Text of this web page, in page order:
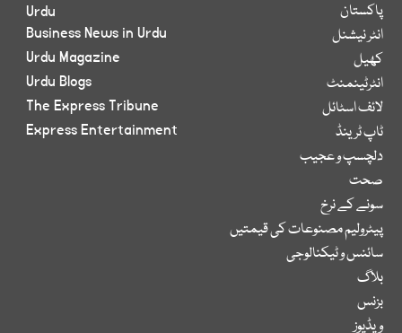
پاکستان
انٹر نیشنل
کھیل
انٹرٹینمنٹ
لائف اسٹائل
ٹاپ ٹرینڈ
دلچسپ و عجیب
صحت
سونے کے نرخ
پیٹرولیم مصنوعات کی قیمتیں
سائنس و ٹیکنالوجی
بلاگ
بزنس
ویڈیوز
Urdu
Business News in Urdu
Urdu Magazine
Urdu Blogs
The Express Tribune
Express Entertainment